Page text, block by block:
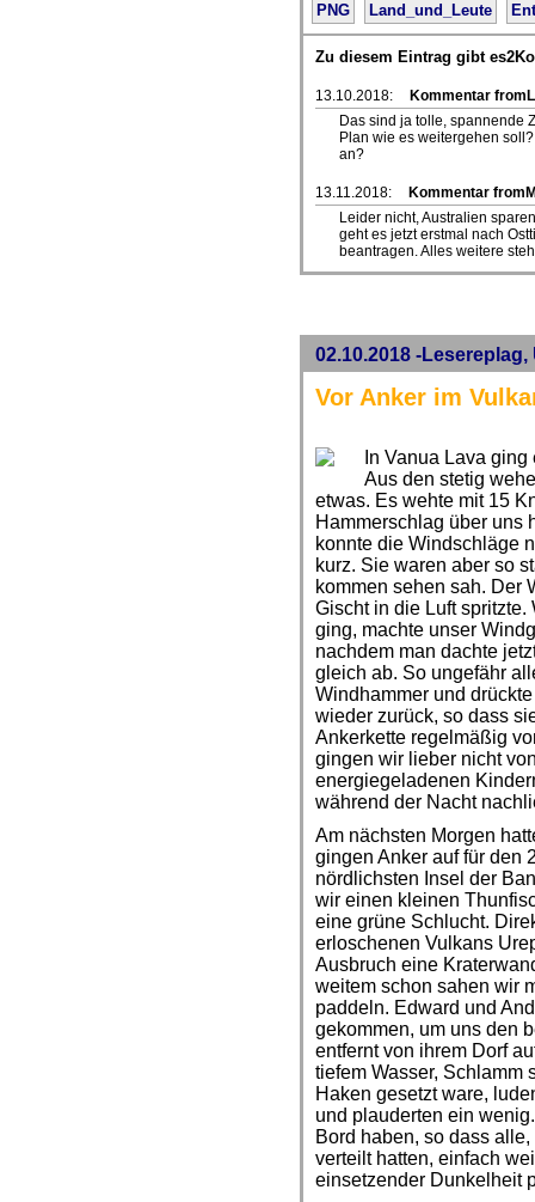
PNG Land_und_Leute
Zu diesem Eintrag gibt
13.10.2018:
Kommentar
Das sind ja tolle, spannende
Plan wie es weitergehen
an?
13.11.2018:
Kommentar
Leider nicht, Australien
geht es jetzt erstmal nach
beantragen. Alles weitere
02.10.2018 -
Vor Anker im
In Vanua Lava
Aus den stetig
etwas. Es wehte mit 15
Hammerschlag über uns
konnte die Windschläge
kurz. Sie waren aber so
kommen sehen sah. Der
Gischt in die Luft
ging, machte unser
nachdem man dachte
gleich ab. So ungefähr
Windhammer und
wieder zurück, so dass
Ankerkette regelmäßig
gingen wir lieber nicht
energiegeladenen
während der Nacht
Am nächsten Morgen
gingen Anker auf für den
nördlichsten Insel der
wir einen kleinen
eine grüne Schlucht.
erloschenen Vulkans
Ausbruch eine
weitem schon sahen wir
paddeln. Edward und
gekommen, um uns den
entfernt von ihrem Dorf
tiefem Wasser, Schlamm
Haken gesetzt ware,
und plauderten ein
Bord haben, so dass
verteilt hatten, einfach
einsetzender Dunkelheit